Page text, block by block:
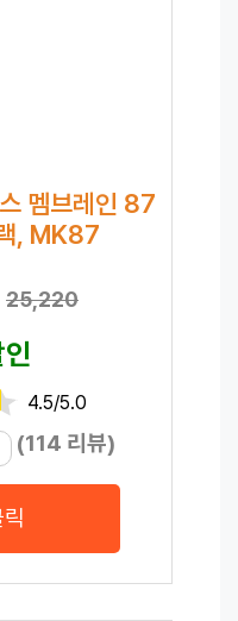
멤브레인 87
, MK87
25,220
4.5/5.0
(114 리뷰)